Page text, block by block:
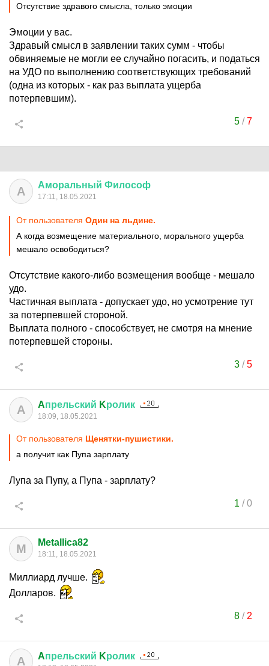
Отсутствие здравого смысла, только эмоции
Эмоции у вас.
Здравый смысл в заявлении таких сумм - чтобы
обвиняемые не могли ее случайно погасить, и податься
на УДО по выполнению соответствующих требований
(одна из которых - как раз выплата ущерба
потерпевшим).
5/7
А Аморальный Философ
17:11, 18.05.2021
От пользователя Один на льдине.
А когда возмещение материального, морального ущерба
мешало освободиться?
Отсутствие какого-либо возмещения вообще - мешало
удо.
Частичная выплата - допускает удо, но усмотрение тут
за потерпевшей стороной.
Выплата полного - способствует, не смотря на мнение
потерпевшей стороны.
3/5
A Aпрельский Kролик
18:09, 18.05.2021
От пользователя Щенятки-пушистики.
а получит как Пупа зарплату
Лупа за Пупу, а Пупа - зарплату?
1 /0
M Metallica82
18:11, 18.05.2021
Миллиард лучше.
Долларов.
8/ 2
A Aпрельский Kролик